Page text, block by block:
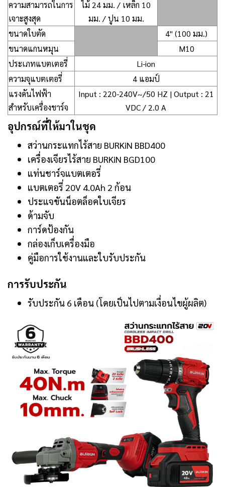
ความสามารถในการ
เจาะสูงสุด
ไม้ 24 มม. / เหล็ก 10
มม. / ปูน 10 มม.
ขนาดใบตัด
4" (100 มม.)
ขนาดแกนหมุน
M10
ประเภทแบตเตอรี่
Li-ion
ความจุแบตเตอรี่
4 แอมป์
แรงดันไฟฟ้า
สำหรับเครื่องชาร์จ
Input : 220-240V~/50 HZ | Output : 21
VDC / 2.0 A
อุปกรณ์ที่ให้มาในชุด
สว่านกระแทกไร้สาย BURKiN BBD400
เครื่องเจียรไร้สาย BURKiN BGD100
แท่นชาร์จแบตเตอรี่
แบตเตอรี่ 20V 4.0Ah 2 ก้อน
ประแจขันน็อตล็อคใบเจียร
ด้ามจับ
การ์ดป้องกัน
กล่องเก็บเครื่องมือ
คู่มือการใช้งานและใบรับประกัน
การรับประกัน
รับประกัน 6 เดือน (โดยเป็นไปตามเงื่อนไขผู้ผลิต)